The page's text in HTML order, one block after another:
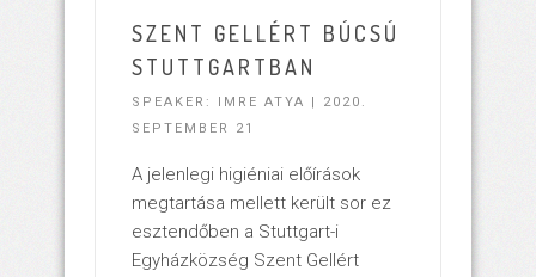
SZENT GELLÉRT BÚCSÚ
STUTTGARTBAN
SPEAKER: IMRE ATYA | 2020.
SEPTEMBER 21
A jelenlegi higiéniai előírások
megtartása mellett került sor ez
esztendőben a Stuttgart-i
Egyházközség Szent Gellért